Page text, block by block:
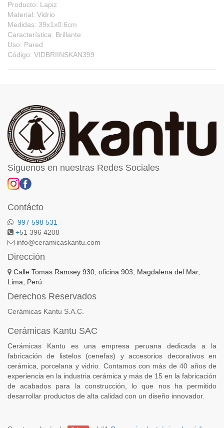
Producto: Lapiz
Material: Vidrio
Medidas: 39x1x0.6cm
Característica: Brillante
Uso: Pared
Código: VIDBRIINSKAN399
Siguenos en nuestras Redes Sociales
Contácto
997 598 531
+51 396 4208
info@ceramicaskantu.com
Dirección
Calle Tomas Ramsey 930, oficina 903, Magdalena del Mar,
Lima, Perú
Derechos Reservados
Cerámicas Kantu S.A.C.
Cerámicas Kantu SAC
Cerámicas Kantu es una empresa peruana dedicada a la
fabricación de listelos (cenefas) y accesorios decorativos en
cerámica, porcelana y vidrio. Contamos con más de 40 años de
experiencia en la industria cerámica y más de 15 en la fabricación
de acabados para la construcción, lo que nos ha permitido
desarrollar productos de alta calidad con un diseño innovador.